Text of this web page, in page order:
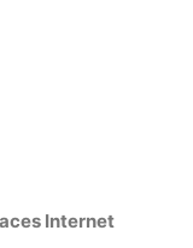
Internet